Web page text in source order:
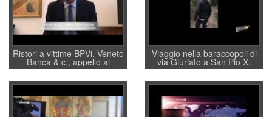
Ristori a vittime BPVi, Veneto
Banca & c., appello al
sottosegretario Alessio
Villarosa: per mettere ordine
convochi con Di Maio CNCU
a supporto della cabina di
regia al Mef
Viaggio nella baraccopoli di
via Giuriato a San Pio X.
Vicenza ai Vicentini: “faremo
un regalo di Natale ai
residenti”